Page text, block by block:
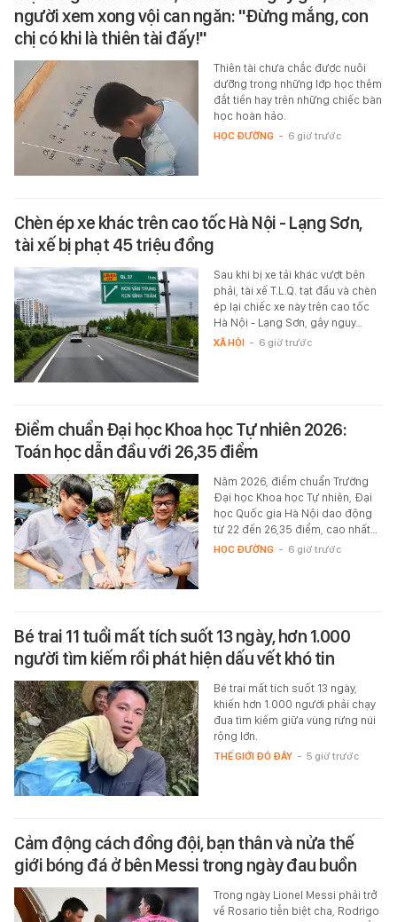
người xem xong vội can ngăn: "Đừng mắng, con
chị có khi là thiên tài đấy!"
Thiên tài chưa chắc được nuôi
dưỡng trong những lớp học thêm
đắt tiền hay trên những chiếc bàn
học hoàn hảo.
HỌC ĐƯỜNG - 6 giờ trước
Chèn ép xe khác trên cao tốc Hà Nội - Lạng Sơn,
tài xế bị phạt 45 triệu đồng
Sau khi bị xe tải khác vượt bên
phải, tài xế T.L.Q. tạt đầu và chèn
ép lại chiếc xe này trên cao tốc
Hà Nội - Lạng Sơn, gây nguy…
XÃ HỘI - 6 giờ trước
Điểm chuẩn Đại học Khoa học Tự nhiên 2026:
Toán học dẫn đầu với 26,35 điểm
Năm 2026, điểm chuẩn Trường
Đại học Khoa học Tự nhiên, Đại
học Quốc gia Hà Nội dao động
từ 22 đến 26,35 điểm, cao nhất…
HỌC ĐƯỜNG - 6 giờ trước
Bé trai 11 tuổi mất tích suốt 13 ngày, hơn 1.000
người tìm kiếm rồi phát hiện dấu vết khó tin
Bé trai mất tích suốt 13 ngày,
khiến hơn 1.000 người phải chạy
đua tìm kiếm giữa vùng rừng núi
rộng lớn.
THẾ GIỚI ĐÓ ĐÂY - 5 giờ trước
Cảm động cách đồng đội, bạn thân và nửa thế
giới bóng đá ở bên Messi trong ngày đau buồn
Trong ngày Lionel Messi phải trở
về Rosario tiễn biệt cha, Rodrigo